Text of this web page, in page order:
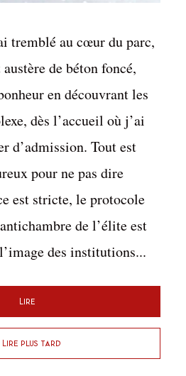
tremblé au cœur du parc,
de béton foncé,
en découvrant les
dès l’accueil où j’ai
d’admission. Tout est
pour ne pas dire
est stricte, le protocole
de l’élite est
des institutions...
Lire
Lire plus tard